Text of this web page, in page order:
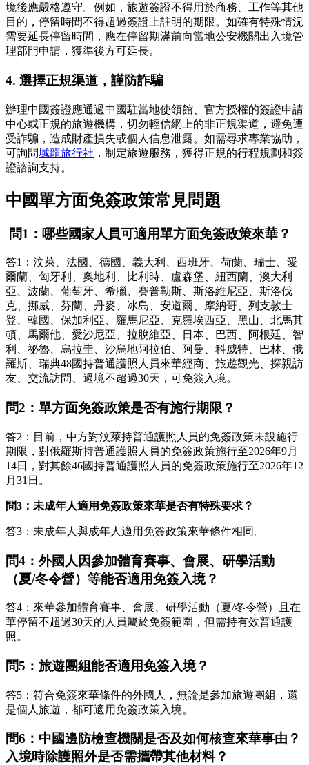
境後應嚴格遵守。例如，旅遊簽證不得用於商務、工作等其他
目的，停留時間不得超過簽證上註明的期限。如確有特殊情況
需要延長停留時間，應在停留期滿前向當地公安機關出入境管
理部門申請，獲準後方可延長。
4. 選擇正規渠道，謹防詐騙
辦理中國簽證應通過中國駐當地使領館、官方授權的簽證申請
中心或正規的旅遊機構，切勿輕信網上的非正規渠道，避免遭
受詐騙，造成財產損失或個人信息泄露。如需尋求專業協助，
可詢問域龍旅行社 ，制定旅遊服務，獲得正規的行程規劃和簽
證諮詢支持。
中國單方面免簽政策常見問題
問1：哪些國家人員可適用單方面免簽政策來華？
答1：汶萊、法國、德國、義大利、西班牙、荷蘭、瑞士、愛
爾蘭、匈牙利、奧地利、比利時、盧森堡、紐西蘭、澳大利
亞、波蘭、葡萄牙、希臘、賽普勒斯、斯洛維尼亞、斯洛伐
克、挪威、芬蘭、丹麥、冰島、安道爾、摩納哥、列支敦士
登、韓國、保加利亞、羅馬尼亞、克羅埃西亞、黑山、北馬其
頓、馬爾他、愛沙尼亞、拉脫維亞、日本、巴西、阿根廷、智
利、祕魯、烏拉圭、沙烏地阿拉伯、阿曼、科威特、巴林、俄
羅斯、瑞典48國持普通護照人員來華經商、旅遊觀光、探親訪
友、交流訪問、過境不超過30天，可免簽入境。
問2：單方面免簽政策是否有施行期限？
答2：目前，中方對汶萊持普通護照人員的免簽政策未設施行
期限，對俄羅斯持普通護照人員的免簽政策施行至2026年9月
14日，對其餘46國持普通護照人員的免簽政策施行至2026年12
月31日。
問3：未成年人適用免簽政策來華是否有特殊要求？
答3：未成年人與成年人適用免簽政策來華條件相同。
問4：外國人因參加體育賽事、會展、研學活動
（夏/冬令營）等能否適用免簽入境？
答4：來華參加體育賽事、會展、研學活動（夏/冬令營）且在
華停留不超過30天的人員屬於免簽範圍，但需持有效普通護
照。
問5：旅遊團組能否適用免簽入境？
答5：符合免簽來華條件的外國人，無論是參加旅遊團組，還
是個人旅遊，都可適用免簽政策入境。
問6：中國邊防檢查機關是否及如何核查來華事由？
入境時除護照外是否需攜帶其他材料？